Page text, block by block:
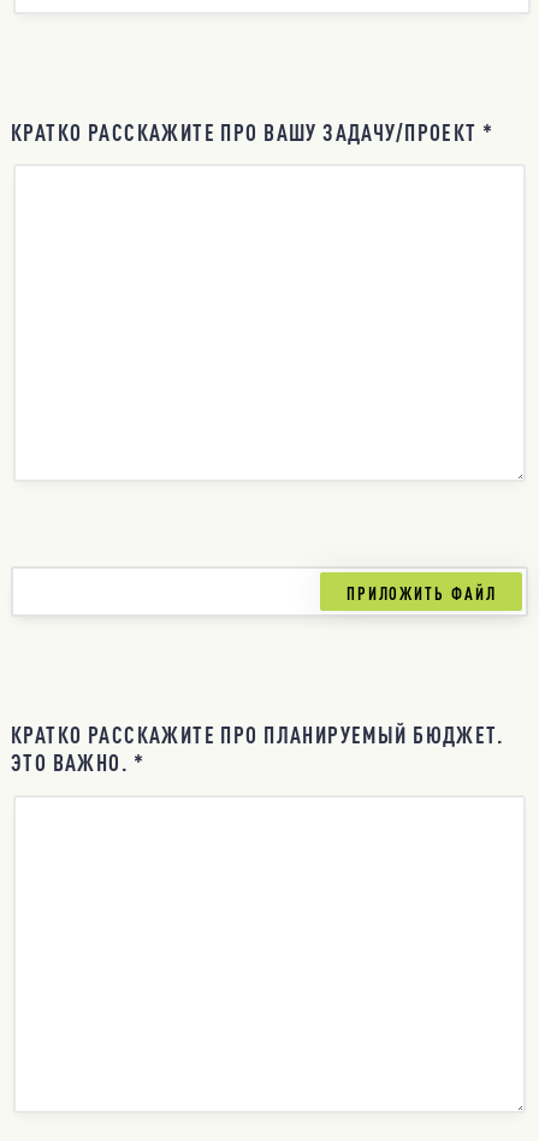
КРАТКО РАССКАЖИТЕ ПРО ВАШУ ЗАДАЧУ/ПРОЕКТ *
КРАТКО РАССКАЖИТЕ ПРО ПЛАНИРУЕМЫЙ БЮДЖЕТ.
ЭТО ВАЖНО. *